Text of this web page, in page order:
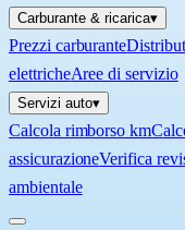
Carburante & ricarica▾
Prezzi carburante
elettricheAree di servizio
Servizi auto▾
Calcola rimborso km
assicurazioneVerifica
ambientale